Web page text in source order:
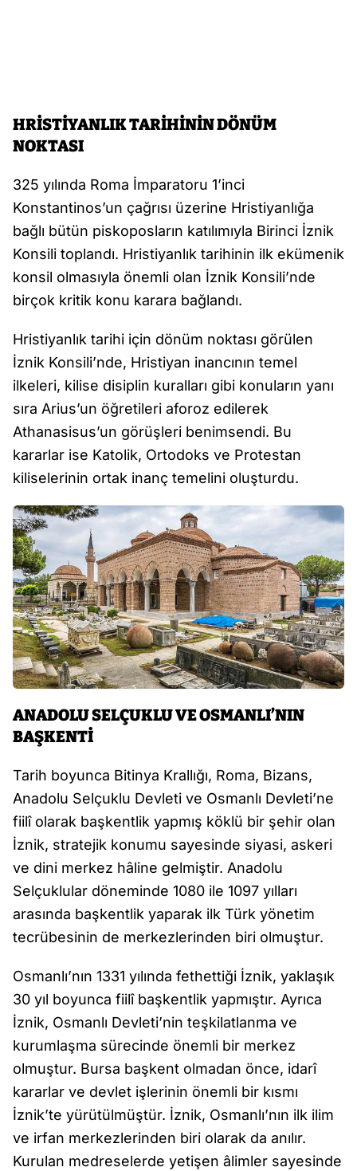
HRİSTİYANLIK TARİHİNİN DÖNÜM
NOKTASI
325 yılında Roma İmparatoru 1’inci
Konstantinos’un çağrısı üzerine Hristiyanlığa
bağlı bütün piskoposların katılımıyla Birinci İznik
Konsili toplandı. Hristiyanlık tarihinin ilk ekümenik
konsil olmasıyla önemli olan İznik Konsili’nde
birçok kritik konu karara bağlandı.
Hristiyanlık tarihi için dönüm noktası görülen
İznik Konsili’nde, Hristiyan inancının temel
ilkeleri, kilise disiplin kuralları gibi konuların yanı
sıra Arius’un öğretileri aforoz edilerek
Athanasisus’un görüşleri benimsendi. Bu
kararlar ise Katolik, Ortodoks ve Protestan
kiliselerinin ortak inanç temelini oluşturdu.
ANADOLU SELÇUKLU VE OSMANLI’NIN
BAŞKENTİ
Tarih boyunca Bitinya Krallığı, Roma, Bizans,
Anadolu Selçuklu Devleti ve Osmanlı Devleti’ne
fiilî olarak başkentlik yapmış köklü bir şehir olan
İznik, stratejik konumu sayesinde siyasi, askeri
ve dini merkez hâline gelmiştir. Anadolu
Selçuklular döneminde 1080 ile 1097 yılları
arasında başkentlik yaparak ilk Türk yönetim
tecrübesinin de merkezlerinden biri olmuştur.
Osmanlı’nın 1331 yılında fethettiği İznik, yaklaşık
30 yıl boyunca fiilî başkentlik yapmıştır. Ayrıca
İznik, Osmanlı Devleti’nin teşkilatlanma ve
kurumlaşma sürecinde önemli bir merkez
olmuştur. Bursa başkent olmadan önce, idarî
kararlar ve devlet işlerinin önemli bir kısmı
İznik’te yürütülmüştür. İznik, Osmanlı’nın ilk ilim
ve irfan merkezlerinden biri olarak da anılır.
Kurulan medreselerde yetişen âlimler sayesinde